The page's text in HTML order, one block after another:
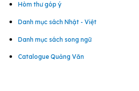
Hòm thư góp ý
Danh mục sách Nhật - Việt
Danh mục sách song ngữ
Catalogue Quảng Văn